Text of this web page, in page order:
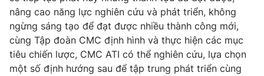
Theo dõi báo trên
Cơ quan chủ quản:Đài Truyền hình Việt Nam
nâng cao năng lực nghiên cứu và phát triển, không
ngừng sáng tạo để đạt được nhiều thành công mới,
cùng Tập đoàn CMC định hình và thực hiện các mục
tiêu chiến lược, CMC ATI có thể nghiên cứu, lựa chọn
một số định hướng sau để tập trung phát triển cùng